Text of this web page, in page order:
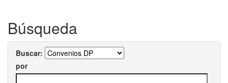
Búsqueda
Buscar:
por